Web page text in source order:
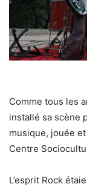
Comme tous les
installé sa scène
musique, jouée
Centre
L’esprit Rock